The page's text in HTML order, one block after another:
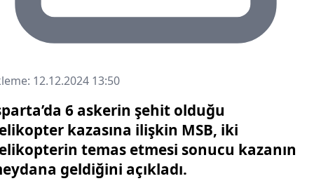
12.12.2024 13:50
6 askerin şehit olduğu
kazasına ilişkin MSB, iki
temas etmesi sonucu kazanın
geldiğini açıkladı.